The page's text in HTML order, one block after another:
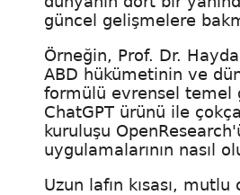
güncel gelişmelere
Örneğin, Prof. Dr.
ABD hükümetinin ve
formülü evrensel temel
ChatGPT ürünü ile
kuruluşu
uygulamalarının nasıl
Uzun lafın kısası, mutlu